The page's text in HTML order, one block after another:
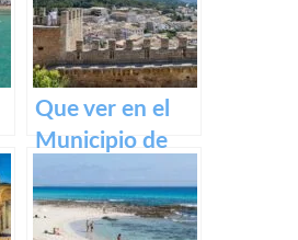
Que ver en el
Municipio de
Baleares